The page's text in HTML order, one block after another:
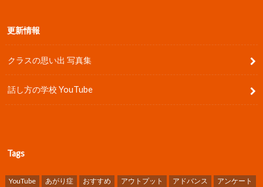
更新情報
クラスの思い出 写真集
話し方の学校 YouTube
Tags
YouTube あがり症 おすすめ アウトプット アドバンス アンケート